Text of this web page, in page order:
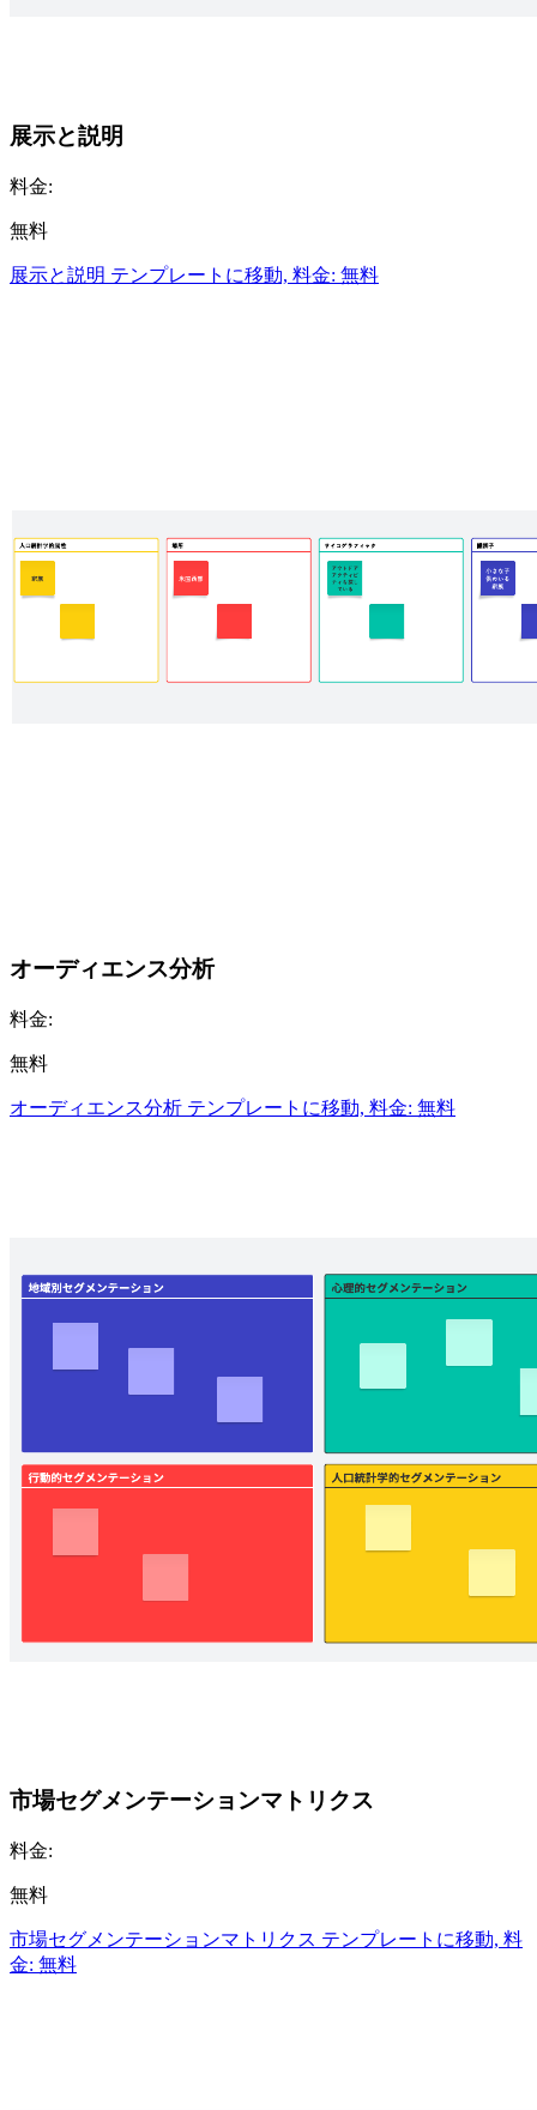
展示と説明
料金:
無料
展示と説明 テンプレートに移動, 料金: 無料
オーディエンス分析
料金:
無料
オーディエンス分析 テンプレートに移動, 料金: 無料
市場セグメンテーションマトリクス
料金:
無料
市場セグメンテーションマトリクス テンプレートに移動, 料
金: 無料